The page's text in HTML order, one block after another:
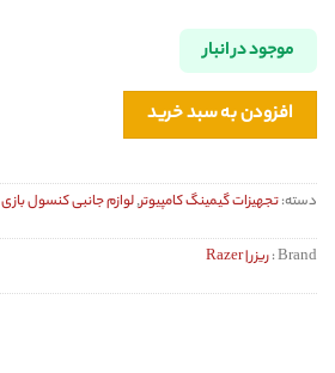
موجود در انبار
افزودن به سبد خرید
دسته:تجهیزات گیمینگ کامپیوتر,لوازم جانبی کنسول بازی
Brand : ریزر | Razer